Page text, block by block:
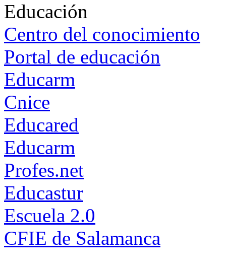
Educación
Centro del conocimiento
Portal de educación
Educarm
Cnice
Educared
Educarm
Profes.net
Educastur
Escuela 2.0
CFIE de Salamanca